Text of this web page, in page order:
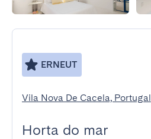
ERNEUT
Vila Nova De Cacela, Portugal
Horta do mar